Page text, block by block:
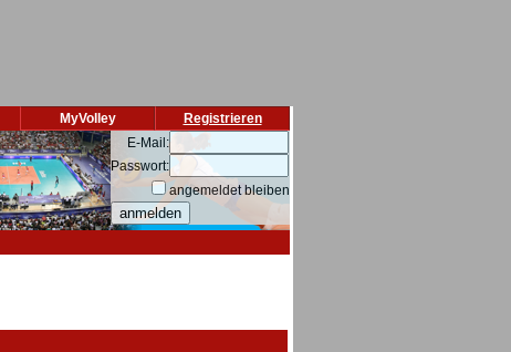
Registrieren
MyVolley
E-Mail:
Passwort:
angemeldet bleiben